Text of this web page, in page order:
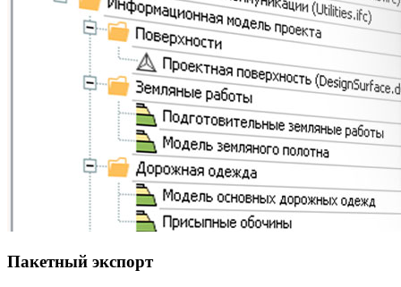
Пакетный экспорт